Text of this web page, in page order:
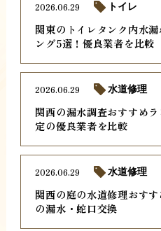
関東のトイレタンク内水
ング5選！優良業者を比較
2026.06.29 トイレ
関西の漏水調査おすすめ
定の優良業者を比較
2026.06.29 水道修理
関西の庭の水道修理おす
の漏水・蛇口交換
2026.06.29 水道修理